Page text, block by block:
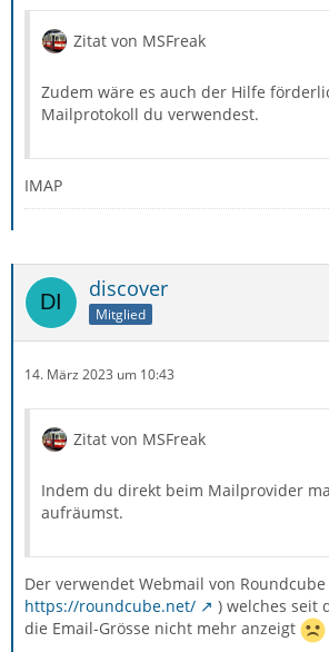
Zitat von MSFreak
Zudem wäre es auch der Hilfe
Mailprotokoll du verwendest.
IMAP
discover
Mitglied
14. März 2023 um 10:43
Zitat von MSFreak
Indem du direkt beim Mailprovider
aufräumst.
Der verwendet Webmail von Roundcube
https://roundcube.net/
) welches seit
die Email-Grösse nicht mehr anzeigt